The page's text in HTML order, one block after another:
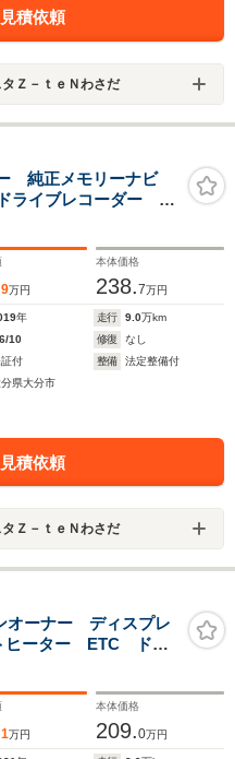
積依頼
Ｚ－ｔｅＮわさだ
純正メモリーナビ
イブレコーダー 純
メモリー
9万円
本体価格
238.7万円
年 走行 9.0万km
10 修復
なし
付 整備
法定整備付
県大分市
積依頼
Ｚ－ｔｅＮわさだ
ーナー ディスプレ
ヒーター ETC ドラ
1万円
本体価格
209.0万円